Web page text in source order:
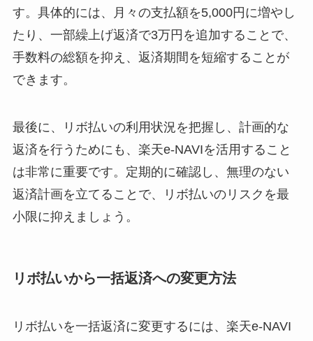
す。具体的には、月々の支払額を5,000円に増やし
たり、一部繰上げ返済で3万円を追加することで、
手数料の総額を抑え、返済期間を短縮することが
できます。
最後に、リボ払いの利用状況を把握し、計画的な
返済を行うためにも、楽天e-NAVIを活用すること
は非常に重要です。定期的に確認し、無理のない
返済計画を立てることで、リボ払いのリスクを最
小限に抑えましょう。
リボ払いから一括返済への変更方法
リボ払いを一括返済に変更するには、楽天e-NAVI